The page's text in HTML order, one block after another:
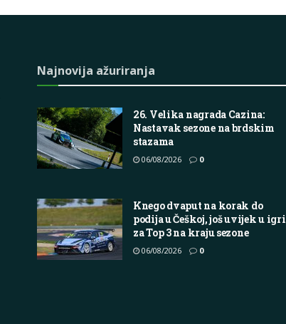
Najnovija ažuriranja
26. Velika nagrada Cazina:
Nastavak sezone na brdskim
stazama
06/08/2026 0
Knego dvaput na korak do
podija u Češkoj, još uvijek u igri
za Top 3 na kraju sezone
06/08/2026 0